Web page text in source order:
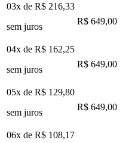
03x de R$ 216,33
sem juros
R$ 649,00
04x de R$ 162,25
sem juros
R$ 649,00
05x de R$ 129,80
sem juros
R$ 649,00
06x de R$ 108,17